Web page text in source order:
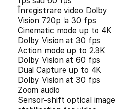
Înregistrare video Dolby
Vision 720p la 30 fps
Cinematic mode up to 4K
Dolby Vision at 30 fps
Action mode up to 2.8K
Dolby Vision at 60 fps
Dual Capture up to 4K
Dolby Vision at 30 fps
Zoom audio
Sensor-shift optical image